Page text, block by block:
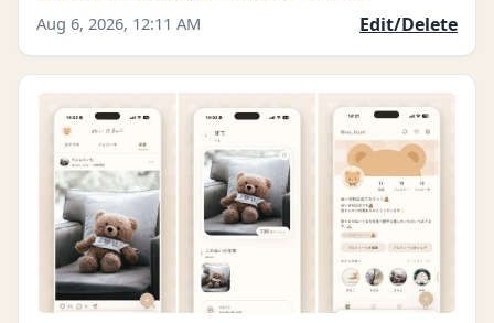
Aug 6, 2026, 12:11 AM Edit/Delete